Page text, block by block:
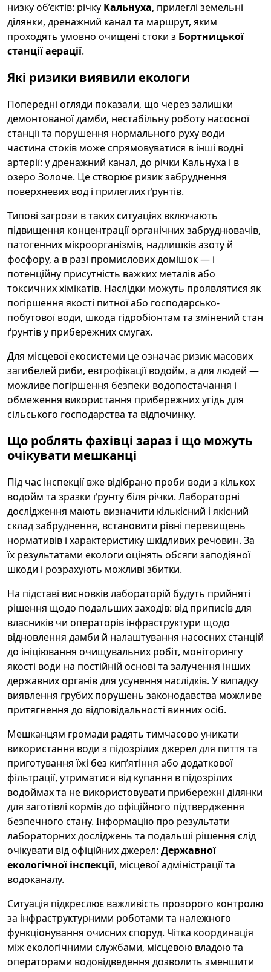
низку об’єктів: річку Кальнуха, прилеглі земельні
ділянки, дренажний канал та маршрут, яким
проходять умовно очищені стоки з Бортницької
станції аерації.
Які ризики виявили екологи
Попередні огляди показали, що через залишки
демонтованої дамби, нестабільну роботу насосної
станції та порушення нормального руху води
частина стоків може спрямовуватися в інші водні
артерії: у дренажний канал, до річки Кальнуха і в
озеро Золоче. Це створює ризик забруднення
поверхневих вод і прилеглих ґрунтів.
Типові загрози в таких ситуаціях включають
підвищення концентрації органічних забруднювачів,
патогенних мікроорганізмів, надлишків азоту й
фосфору, а в разі промислових домішок — і
потенційну присутність важких металів або
токсичних хімікатів. Наслідки можуть проявлятися як
погіршення якості питної або господарсько-
побутової води, шкода гідробіонтам та змінений стан
ґрунтів у прибережних смугах.
Для місцевої екосистеми це означає ризик масових
загибелей риби, евтрофікації водойм, а для людей —
можливе погіршення безпеки водопостачання і
обмеження використання прибережних угідь для
сільського господарства та відпочинку.
Що роблять фахівці зараз і що можуть
очікувати мешканці
Під час інспекції вже відібрано проби води з кількох
водойм та зразки ґрунту біля річки. Лабораторні
дослідження мають визначити кількісний і якісний
склад забруднення, встановити рівні перевищень
нормативів і характеристику шкідливих речовин. За
їх результатами екологи оцінять обсяги заподіяної
шкоди і розрахують можливі збитки.
На підставі висновків лабораторій будуть прийняті
рішення щодо подальших заходів: від приписів для
власників чи операторів інфраструктури щодо
відновлення дамби й налаштування насосних станцій
до ініціювання очищувальних робіт, моніторингу
якості води на постійній основі та залучення інших
державних органів для усунення наслідків. У випадку
виявлення грубих порушень законодавства можливе
притягнення до відповідальності винних осіб.
Мешканцям громади радять тимчасово уникати
використання води з підозрілих джерел для пиття та
приготування їжі без кип’ятіння або додаткової
фільтрації, утриматися від купання в підозрілих
водоймах та не використовувати прибережні ділянки
для заготівлі кормів до офіційного підтвердження
безпечного стану. Інформацію про результати
лабораторних досліджень та подальші рішення слід
очікувати від офіційних джерел: Державної
екологічної інспекції, місцевої адміністрації та
водоканалу.
Ситуація підкреслює важливість прозорого контролю
за інфраструктурними роботами та належного
функціонування очисних споруд. Чітка координація
між екологічними службами, місцевою владою та
операторами водовідведення дозволить зменшити